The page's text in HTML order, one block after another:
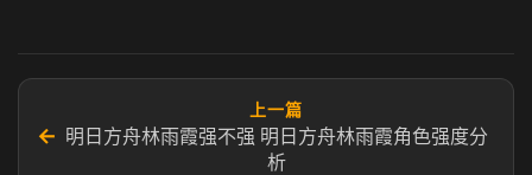
←
上一篇
明日方舟林雨霞强不强 明日方舟林雨霞角色强度分
析